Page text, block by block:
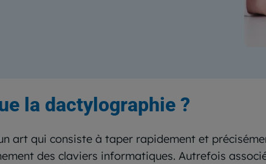
la dactylographie ?
art qui consiste à taper rapidement et
des claviers informatiques. Autrefois